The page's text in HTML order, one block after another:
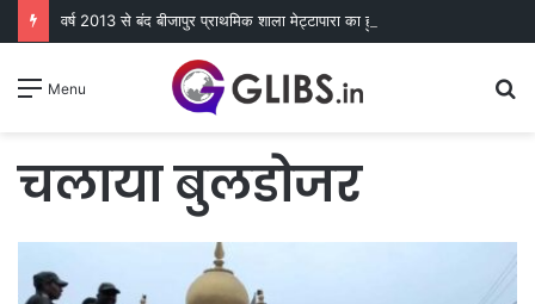
वर्ष 2013 से बंद बीजापुर प्राथमिक शाला मेट्टापारा का हुआ पुन: शुभारंभ
Menu
चलाया बुलडोजर